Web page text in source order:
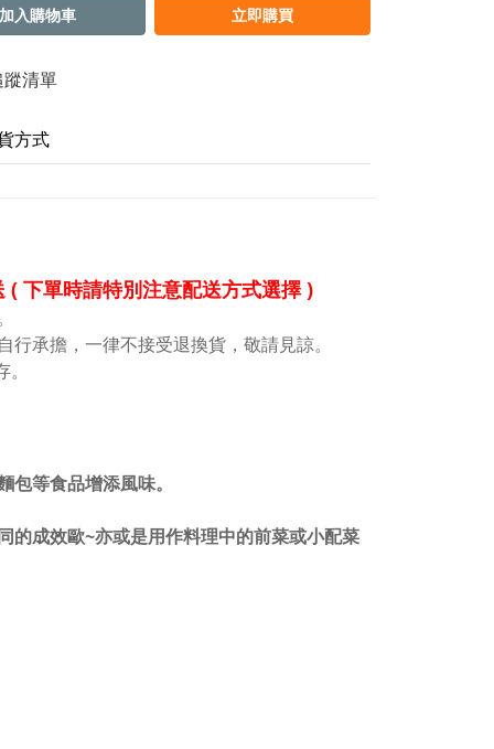
加入購物車 立即購買
清單
方式
下單時請特別注意配送方式選擇 )
承擔，一律不接受退換貨，敬請見諒。
。
等食品增添風味。
的成效歐~亦或是用作料理中的前菜或小配菜